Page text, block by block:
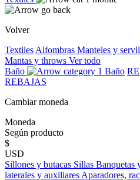
Volver
Textiles Alfombras Manteles y
Mantas y throws Ver todo
Baño
Baño
REBAJAS
Cambiar moneda
Moneda
Según producto
$
USD
Sillones y butacas Sillas Banquetas
laterales y auxiliares Aparadores,